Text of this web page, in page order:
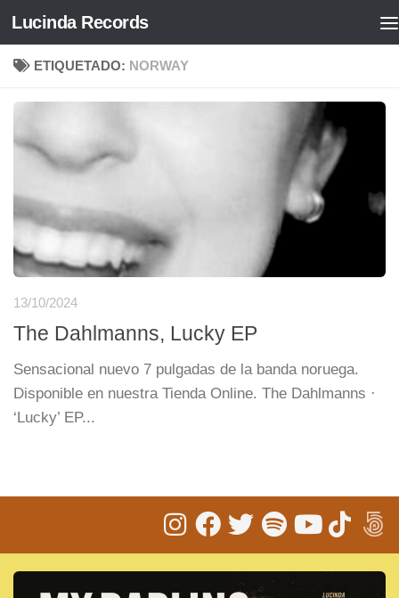
Saltar al contenido
Lucinda Records
ETIQUETADO: NORWAY
13/10/2024
The Dahlmanns, Lucky EP
Sensacional nuevo 7 pulgadas de la banda noruega.
Disponible en nuestra Tienda Online. The Dahlmanns ·
‘Lucky’ EP...